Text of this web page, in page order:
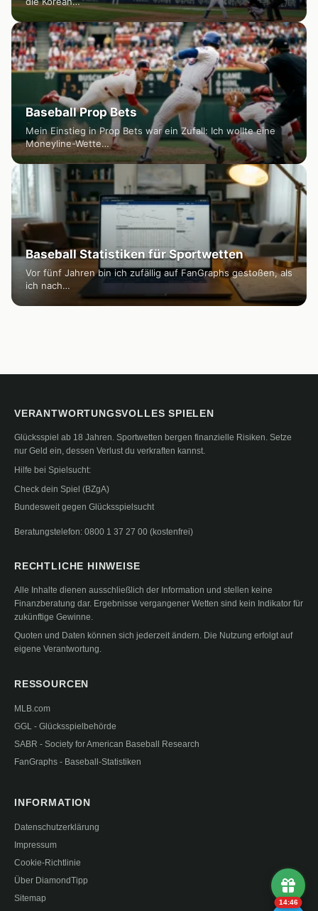
Baseball Prop Bets
Mein Einstieg in Prop Bets war ein Zufall: Ich wollte eine
Moneyline-Wette…
Baseball Statistiken für Sportwetten
Vor fünf Jahren bin ich zufällig auf FanGraphs gestoßen, als
ich nach…
VERANTWORTUNGSVOLLES SPIELEN
Glücksspiel ab 18 Jahren. Sportwetten bergen finanzielle Risiken. Setze
nur Geld ein, dessen Verlust du verkraften kannst.
Hilfe bei Spielsucht:
Check dein Spiel (BZgA)
Bundesweit gegen Glücksspielsucht
Beratungstelefon: 0800 1 37 27 00 (kostenfrei)
RECHTLICHE HINWEISE
Alle Inhalte dienen ausschließlich der Information und stellen keine
Finanzberatung dar. Ergebnisse vergangener Wetten sind kein Indikator für
zukünftige Gewinne.
Quoten und Daten können sich jederzeit ändern. Die Nutzung erfolgt auf
eigene Verantwortung.
RESSOURCEN
MLB.com
GGL - Glücksspielbehörde
SABR - Society for American Baseball Research
FanGraphs - Baseball-Statistiken
INFORMATION
Datenschutzerklärung
Impressum
Cookie-Richtlinie
Über DiamondTipp
Sitemap
14:45